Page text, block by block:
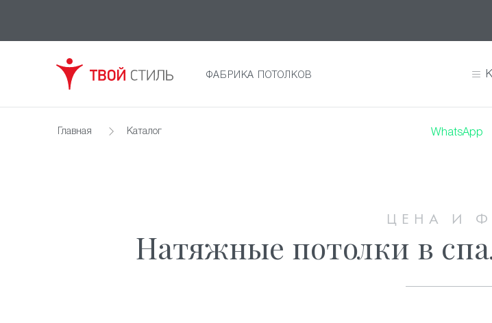
ФАБРИКА ПОТОЛКОВ
Главная Каталог WhatsApp
ЦЕНА И
Натяжные потолки в